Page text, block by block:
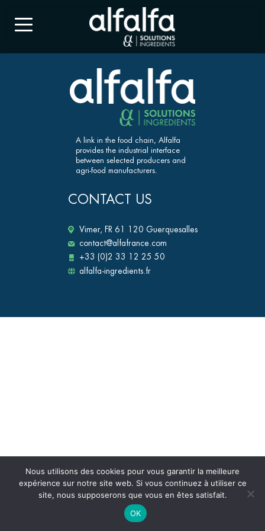
A link in the food chain, Alfalfa
provides the industrial interface
between selected producers and
agri-food manufacturers.
CONTACT US
Vimer, FR 61 120 Guerquesalles
contact@alfafrance.com
+33 (0)2 33 12 25 50
alfalfa-ingredients.fr
Nous utilisons des cookies pour vous garantir la meilleure
expérience sur notre site web. Si vous continuez à utiliser ce
site, nous supposerons que vous en êtes satisfait.
OK